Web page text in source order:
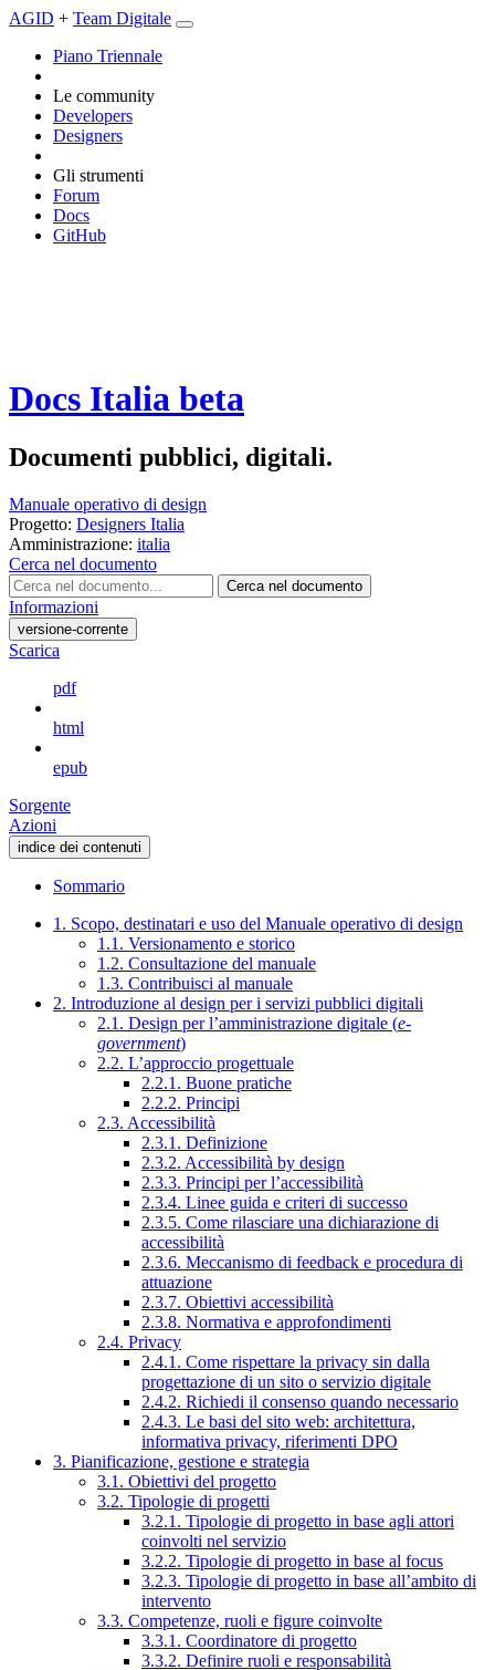
AGID + Team Digitale
Piano Triennale
Le community
Developers
Designers
Gli strumenti
Forum
Docs
GitHub
Docs Italia beta
Documenti pubblici, digitali.
Manuale operativo di design
Progetto: Designers Italia
Amministrazione: italia
Cerca nel documento
Cerca nel documento
Informazioni
versione-corrente
Scarica
pdf
html
epub
Sorgente
Azioni
indice dei contenuti
Sommario
1. Scopo, destinatari e uso del Manuale operativo di design
1.1. Versionamento e storico
1.2. Consultazione del manuale
1.3. Contribuisci al manuale
2. Introduzione al design per i servizi pubblici digitali
2.1. Design per l’amministrazione digitale (e-
government)
2.2. L’approccio progettuale
2.2.1. Buone pratiche
2.2.2. Principi
2.3. Accessibilità
2.3.1. Definizione
2.3.2. Accessibilità by design
2.3.3. Principi per l’accessibilità
2.3.4. Linee guida e criteri di successo
2.3.5. Come rilasciare una dichiarazione di
accessibilità
2.3.6. Meccanismo di feedback e procedura di
attuazione
2.3.7. Obiettivi accessibilità
2.3.8. Normativa e approfondimenti
2.4. Privacy
2.4.1. Come rispettare la privacy sin dalla
progettazione di un sito o servizio digitale
2.4.2. Richiedi il consenso quando necessario
2.4.3. Le basi del sito web: architettura,
informativa privacy, riferimenti DPO
3. Pianificazione, gestione e strategia
3.1. Obiettivi del progetto
3.2. Tipologie di progetti
3.2.1. Tipologie di progetto in base agli attori
coinvolti nel servizio
3.2.2. Tipologie di progetto in base al focus
3.2.3. Tipologie di progetto in base all’ambito di
intervento
3.3. Competenze, ruoli e figure coinvolte
3.3.1. Coordinatore di progetto
3.3.2. Definire ruoli e responsabilità